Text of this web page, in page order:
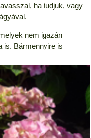
ha tudjuk, vagy
nem igazán
is. Bármennyire is